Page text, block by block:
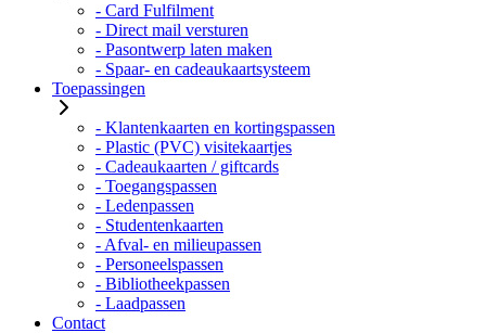
- Card Fulfilment
- Direct mail versturen
- Pasontwerp laten maken
- Spaar- en cadeaukaartsysteem
Toepassingen
- Klantenkaarten en kortingspassen
- Plastic (PVC) visitekaartjes
- Cadeaukaarten / giftcards
- Toegangspassen
- Ledenpassen
- Studentenkaarten
- Afval- en milieupassen
- Personeelspassen
- Bibliotheekpassen
- Laadpassen
Contact